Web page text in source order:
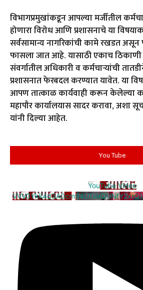
विभागप्रमुखांकडून आपल्या मर्जीतील
होणारा विरोध आणि प्रशासनाचे या
सर्वसामान्य नागरिकांची कामे रखडत असून
फासला जात आहे. यासाठी एकाच ठिकाणी
संवर्गातील अधिकारी व कर्मचाऱ्यांची
प्रशासनात फेरबदल करण्यात यावेत. या
आपण तात्काळ कार्यवाही करून केलेल्या
महापौर कार्यालयास सादर करावा, अशा
यांनी दिल्या आहेत.
You Tube
YouTube Video